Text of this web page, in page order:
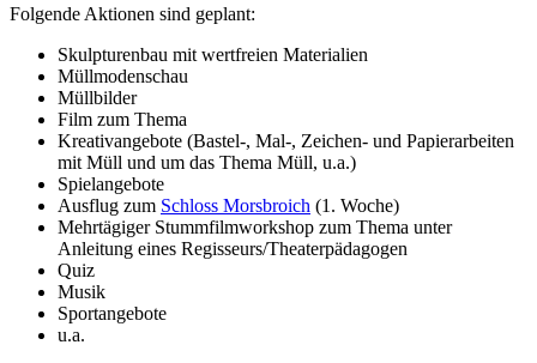
Folgende Aktionen sind geplant:
Skulpturenbau mit wertfreien Materialien
Müllmodenschau
Müllbilder
Film zum Thema
Kreativangebote (Bastel-, Mal-, Zeichen- und Papierarbeiten
mit Müll und um das Thema Müll, u.a.)
Spielangebote
Ausflug zum Schloss Morsbroich (1. Woche)
Mehrtägiger Stummfilmworkshop zum Thema unter
Anleitung eines Regisseurs/Theaterpädagogen
Quiz
Musik
Sportangebote
u.a.